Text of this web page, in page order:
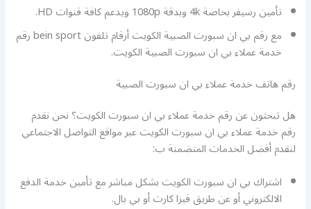
تأمين رسيفر بخاصة 4k وبدقة 1080p ويدعم كافة قنوات HD.
مع رقم بي ان سبورت الصبية الكويت أرقام تلفون bein sport رقم
خدمة عملاء بي ان سبورت الصبية الكويت.
رقم هاتف خدمة عملاء بي ان سبورت الصبية
هل تبحثون عن رقم خدمة عملاء بي ان سبورت الكويت؟ نحن نقدم
رقم خدمة عملاء بي ان سبورت الكويت عبر مواقع التواصل الاجتماعي
لنقدم أفضل الخدمات المتضمنة ب:
اشتراك بي ان سبورت الكويت بشكل مباشر مع تأمين خدمة الدفع
الالكتروني أو عن طريق فيزا كارت أو بي بال.